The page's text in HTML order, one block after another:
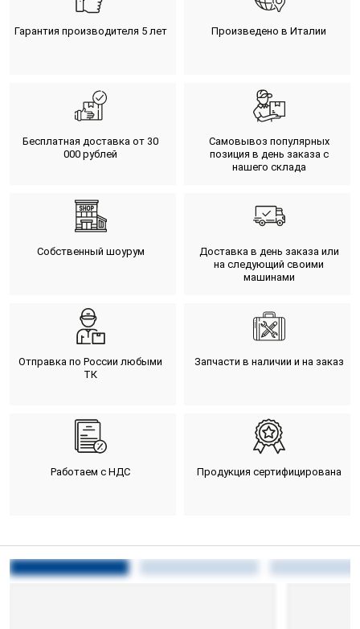
Гарантия производителя 5 лет Произведено в Италии
Бесплатная доставка от 30
000 рублей
Самовывоз популярных
позиция в день заказа с
нашего склада
Собственный шоурум
Доставка в день заказа или
на следующий своими
машинами
Отправка по России любыми
ТК
Запчасти в наличии и на заказ
Работаем с НДС Продукция сертифицирована